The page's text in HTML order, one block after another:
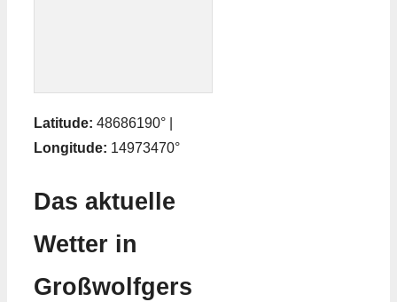
Latitude: 48686190° |
Longitude: 14973470°
Das aktuelle
Wetter in
Großwolfgers